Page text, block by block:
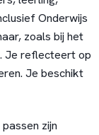
Onderwijs
zoals bij het
Je reflecteert op
Je beschikt
zijn